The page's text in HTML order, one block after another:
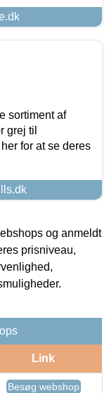
sortiment af
grej til
for at se deres
og anmeldt
prisniveau,
Link
Besøg webshop